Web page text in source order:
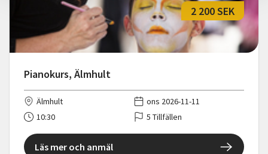
Pianokurs, Älmhult
2 200 SEK
Älmhult
ons 2026-11-11
10:30
5 Tillfällen
Läs mer och anmäl